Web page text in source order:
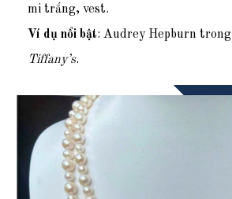
mi trắng, vest.
Ví dụ nổi bật: Audrey Hepburn trong
Tiffany’s.